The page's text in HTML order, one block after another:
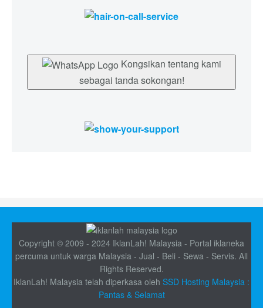
sebagai tanda sokongan!
Copyright © 2009 - 2024 IklanLah! Malaysia - Portal iklaneka
percuma untuk warga Malaysia - Jual - Beli - Sewa - Servis. All
Rights Reserved.
IklanLah! Malaysia telah diperkasa oleh SSD Hosting Malaysia :
Pantas & Selamat